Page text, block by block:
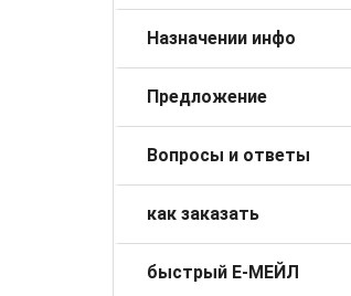
Назначении инфо
Предложение
Вопросы и ответы
как заказать
быстрый Е-МЕЙЛ